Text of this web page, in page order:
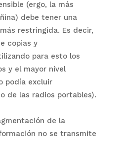
(ergo, la más
debe tener una
restringida. Es decir,
copias y
para esto los
y el mayor nivel
podía excluir
de las radios portables).
de la
no se transmite